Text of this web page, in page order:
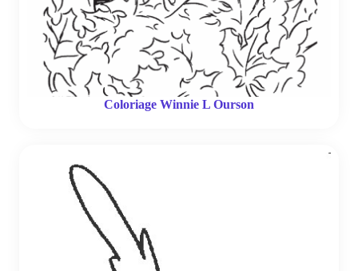
Coloriage Winnie L Ourson